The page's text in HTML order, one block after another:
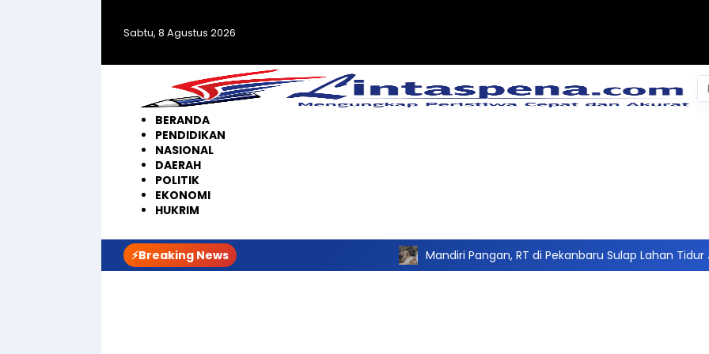
kontenSabtu, 8 Agustus 2026
BERANDA
PENDIDIKAN
NASIONAL
DAERAH
POLITIK
EKONOMI
HUKRIM
⚡Breaking News Mandiri Pangan, RT di Pekanbaru Sulap Lahan Tidur Jadi